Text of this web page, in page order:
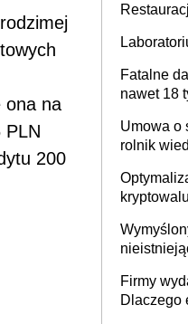
ona na
PLN
200
Fatalne
nawet 18
Umowa o
rolnik
firmie
Firmy
Dlaczego